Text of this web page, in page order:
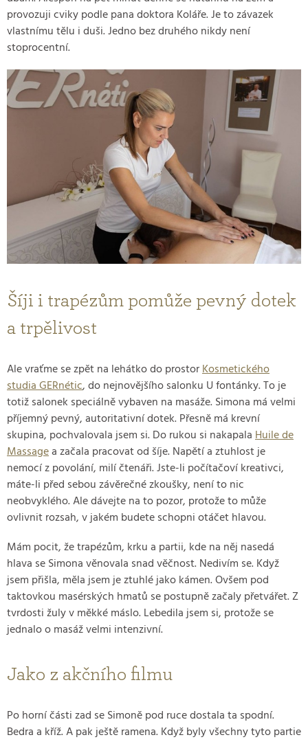
provozuji cviky podle pana doktora Koláře. Je to závazek
vlastnímu tělu i duši. Jedno bez druhého nikdy není
stoprocentní.
Šíji i trapézům pomůže pevný dotek
a trpělivost
Ale vraťme se zpět na lehátko do prostorKosmetického
studia GERnétic, do nejnovějšího salonku U fontánky. To je
totiž salonek speciálně vybaven na masáže. Simona má velmi
příjemný pevný, autoritativní dotek. Přesně má krevní
skupina, pochvalovala jsem si. Do rukou si nakapalaHuile de
Massagea začala pracovat od šíje. Napětí a ztuhlost je
nemocí z povolání, milí čtenáři. Jste-li počítačoví kreativci,
máte-li před sebou závěrečné zkoušky, není to nic
neobvyklého. Ale dávejte na to pozor, protože to může
ovlivnit rozsah, v jakém budete schopni otáčet hlavou.
Mám pocit, že trapézům, krku a partii, kde na něj nasedá
hlava se Simona věnovala snad věčnost. Nedivím se. Když
jsem přišla, měla jsem je ztuhlé jako kámen. Ovšem pod
taktovkou masérských hmatů se postupně začaly přetvářet. Z
tvrdosti žuly v měkké máslo. Lebedila jsem si, protože se
jednalo o masáž velmi intenzivní.
Jako z akčního filmu
Po horní části zad se Simoně pod ruce dostala ta spodní.
Bedra a kříž. A pak ještě ramena. Když byly všechny tyto partie